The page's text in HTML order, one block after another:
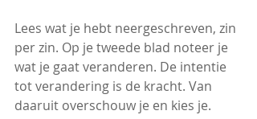
Lees wat je hebt neergeschreven, zin
per zin. Op je tweede blad noteer je
wat je gaat veranderen. De intentie
tot verandering is de kracht. Van
daaruit overschouw je en kies je.